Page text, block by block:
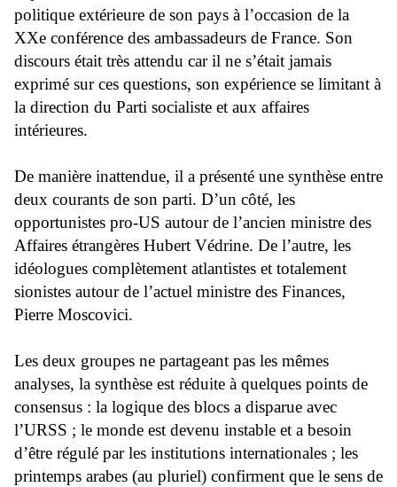
politique extérieure de son pays à l’occasion de la
XXe conférence des ambassadeurs de France. Son
discours était très attendu car il ne s’était jamais
exprimé sur ces questions, son expérience se limitant à
la direction du Parti socialiste et aux affaires
intérieures.
De manière inattendue, il a présenté une synthèse entre
deux courants de son parti. D’un côté, les
opportunistes pro-US autour de l’ancien ministre des
Affaires étrangères Hubert Védrine. De l’autre, les
idéologues complètement atlantistes et totalement
sionistes autour de l’actuel ministre des Finances,
Pierre Moscovici.
Les deux groupes ne partageant pas les mêmes
analyses, la synthèse est réduite à quelques points de
consensus : la logique des blocs a disparue avec
l’URSS ; le monde est devenu instable et a besoin
d’être régulé par les institutions internationales ; les
printemps arabes (au pluriel) confirment que le sens de